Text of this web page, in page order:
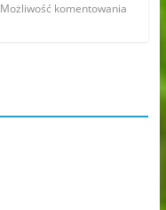
Możliwość komentowania